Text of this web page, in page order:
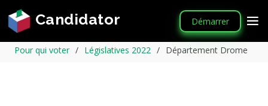
Candidator Démarrer
Pour qui voter Législatives 2022 Département Drome